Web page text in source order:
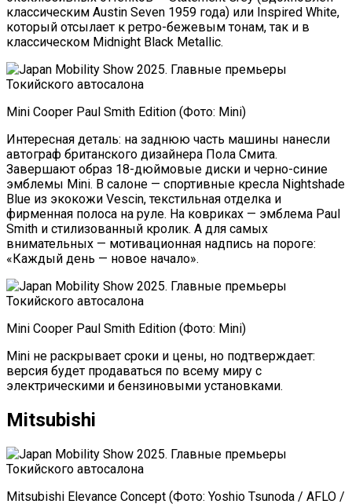
классическим Austin Seven 1959 года) или Inspired White,
который отсылает к ретро-бежевым тонам, так и в
классическом Midnight Black Metallic.
Mini Cooper Paul Smith Edition (Фото: Mini)
Интересная деталь: на заднюю часть машины нанесли
автограф британского дизайнера Пола Смита.
Завершают образ 18-дюймовые диски и черно-синие
эмблемы Mini. В салоне — спортивные кресла Nightshade
Blue из экокожи Vescin, текстильная отделка и
фирменная полоса на руле. На ковриках — эмблема Paul
Smith и стилизованный кролик. А для самых
внимательных — мотивационная надпись на пороге:
«Каждый день — новое начало».
Mini Cooper Paul Smith Edition (Фото: Mini)
Mini не раскрывает сроки и цены, но подтверждает:
версия будет продаваться по всему миру с
электрическими и бензиновыми установками.
Mitsubishi
Mitsubishi Elevance Concept (Фото: Yoshio Tsunoda / AFLO /